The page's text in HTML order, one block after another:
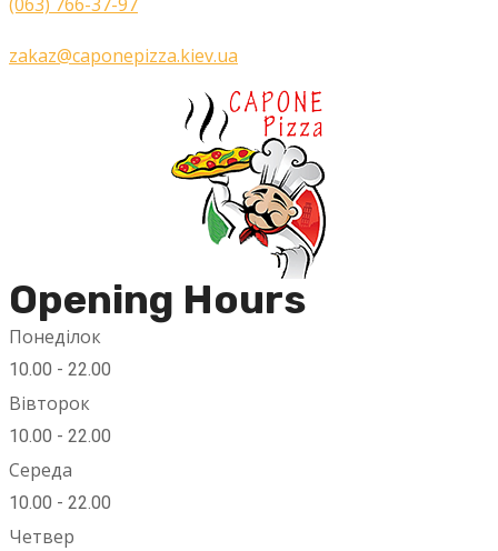
zakaz@caponepizza.kiev.ua
Opening Hours
Понеділок
10.00 - 22.00
Вівторок
10.00 - 22.00
Середа
10.00 - 22.00
Четвер